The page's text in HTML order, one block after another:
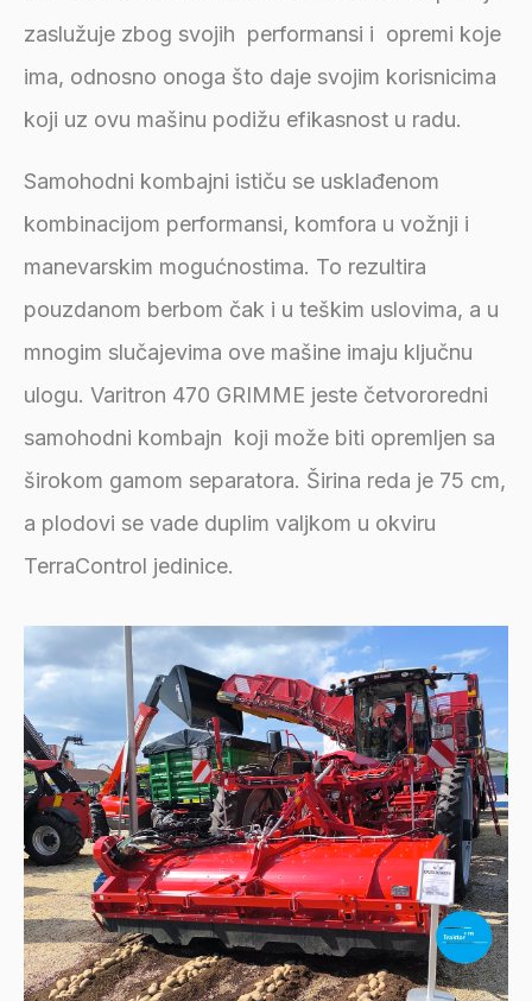
zaslužuje zbog svojih performansi i opremi koje
ima, odnosno onoga što daje svojim korisnicima
koji uz ovu mašinu podižu efikasnost u radu.
Samohodni kombajni ističu se usklađenom
kombinacijom performansi, komfora u vožnji i
manevarskim mogućnostima. To rezultira
pouzdanom berbom čak i u teškim uslovima, a u
mnogim slučajevima ove mašine imaju ključnu
ulogu. Varitron 470 GRIMME jeste četvororedni
samohodni kombajn koji može biti opremljen sa
širokom gamom separatora. Širina reda je 75 cm,
a plodovi se vade duplim valjkom u okviru
TerraControl jedinice.